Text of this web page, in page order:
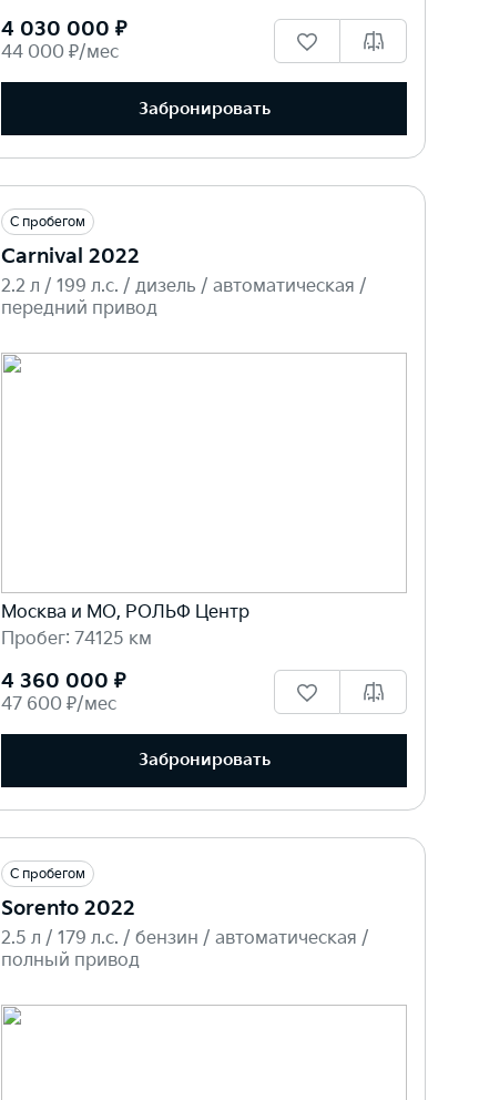
4 030 000 ₽
44 000 ₽/мес
Забронировать
С пробегом
Carnival 2022
2.2 л / 199 л.c. / дизель / автоматическая /
передний привод
Москва и МО, РОЛЬФ Центр
Пробег: 74125 км
4 360 000 ₽
47 600 ₽/мес
Забронировать
С пробегом
Sorento 2022
2.5 л / 179 л.c. / бензин / автоматическая /
полный привод